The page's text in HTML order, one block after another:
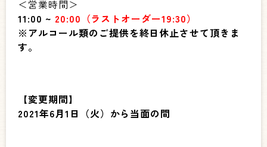
＜営業時間＞
11:00 ~ 20:00 （ラストオーダー19:30）
※アルコール類のご提供を終日休止させて頂きま
す。
【変更期間】
2021年6月1 日（火）から当面の間